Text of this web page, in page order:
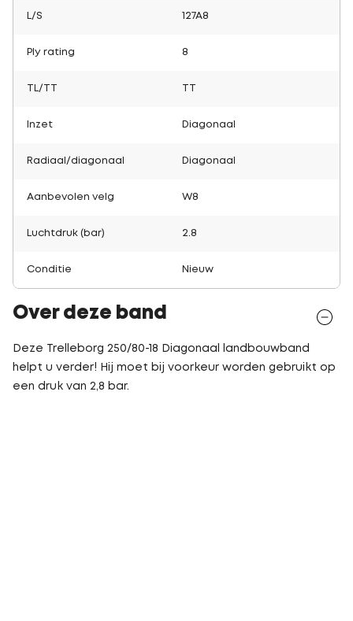
L/S 127A8
Ply rating 8
TL/TT
Inzet Diagonaal
Radiaal/diagonaal Diagonaal
Aanbevolen velg W8
Luchtdruk (bar) 2.8
Conditie Nieuw
Over deze band
Deze Trelleborg 250/80-18 Diagonaal landbouwband
helpt u verder! Hij moet bij voorkeur worden gebruikt op
een druk van 2,8 bar.